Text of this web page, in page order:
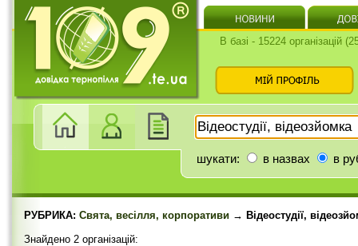
В базі - 15224 організацій
шукати: в назвах в
РУБРИКА: Свята, весілля, корпоративи → Відеостудії,
Знайдено 2 організацій: